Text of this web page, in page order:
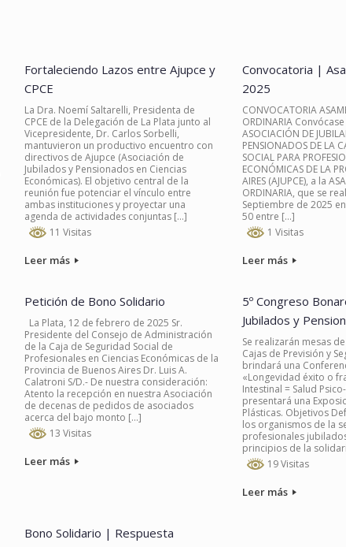
Fortaleciendo Lazos entre Ajupce y
CPCE
La Dra. Noemí Saltarelli, Presidenta de
CPCE de la Delegación de La Plata junto al
Vicepresidente, Dr. Carlos Sorbelli,
mantuvieron un productivo encuentro con
directivos de Ajupce (Asociación de
Jubilados y Pensionados en Ciencias
Económicas). El objetivo central de la
reunión fue potenciar el vínculo entre
ambas instituciones y proyectar una
agenda de actividades conjuntas […]
11 Visitas
Leer más
Convocatoria |
2025
CONVOCATORIA
ORDINARIA
ASOCIACIÓN DE
PENSIONADOS DE LA
SOCIAL PARA
ECONÓMICAS DE LA
AIRES (AJUPCE), a la
ORDINARIA, que se
Septiembre de 2025
50 entre […]
1 Visitas
Leer más
Petición de Bono Solidario
La Plata, 12 de febrero de 2025 Sr.
Presidente del Consejo de Administración
de la Caja de Seguridad Social de
Profesionales en Ciencias Económicas de la
Provincia de Buenos Aires Dr. Luis A.
Calatroni S/D.- De nuestra consideración:
Atento la recepción en nuestra Asociación
de decenas de pedidos de asociados
acerca del bajo monto […]
13 Visitas
Leer más
5º Congreso
Jubilados y
Se realizarán mesas
Cajas de Previsión y
brindará una
«Longevidad éxito o
Intestinal = Salud
presentará una
Plásticas. Objetivos
los organismos de la
profesionales
principios de la
19 Visitas
Leer más
Bono Solidario | Respuesta